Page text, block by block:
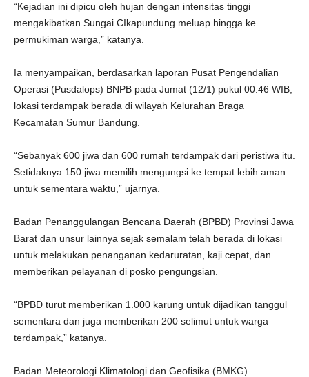
“Kejadian ini dipicu oleh hujan dengan intensitas tinggi
mengakibatkan Sungai CIkapundung meluap hingga ke
permukiman warga,” katanya.
Ia menyampaikan, berdasarkan laporan Pusat Pengendalian
Operasi (Pusdalops) BNPB pada Jumat (12/1) pukul 00.46 WIB,
lokasi terdampak berada di wilayah Kelurahan Braga
Kecamatan Sumur Bandung.
“Sebanyak 600 jiwa dan 600 rumah terdampak dari peristiwa itu.
Setidaknya 150 jiwa memilih mengungsi ke tempat lebih aman
untuk sementara waktu,” ujarnya.
Badan Penanggulangan Bencana Daerah (BPBD) Provinsi Jawa
Barat dan unsur lainnya sejak semalam telah berada di lokasi
untuk melakukan penanganan kedaruratan, kaji cepat, dan
memberikan pelayanan di posko pengungsian.
“BPBD turut memberikan 1.000 karung untuk dijadikan tanggul
sementara dan juga memberikan 200 selimut untuk warga
terdampak,” katanya.
Badan Meteorologi Klimatologi dan Geofisika (BMKG)